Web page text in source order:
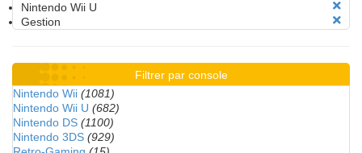
Nintendo Wii U
Gestion
Filtrer par console
Nintendo Wii (1081)
Nintendo Wii U (682)
Nintendo DS (1100)
Nintendo 3DS (929)